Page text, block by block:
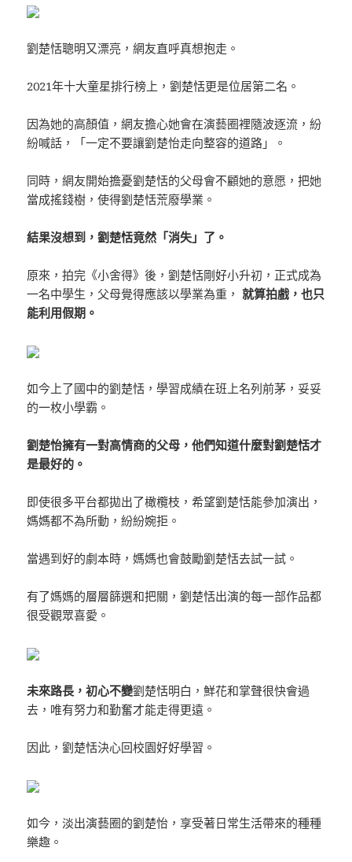
劉楚恬聰明又漂亮，網友直呼真想抱走。
2021年十大童星排行榜上，劉楚恬更是位居第二名。
因為她的高顏值，網友擔心她會在演藝圈裡隨波逐流，紛
紛喊話，「一定不要讓劉楚怡走向整容的道路」。
同時，網友開始擔憂劉楚恬的父母會不顧她的意愿，把她
當成搖錢樹，使得劉楚恬荒廢學業。
結果沒想到，劉楚恬竟然「消失」了。
原來，拍完《小舍得》後，劉楚恬剛好小升初，正式成為
一名中學生，父母覺得應該以學業為重，就算拍戲，也只
能利用假期。
如今上了國中的劉楚恬，學習成績在班上名列前茅，妥妥
的一枚小學霸。
劉楚怡擁有一對高情商的父母，他們知道什麼對劉楚恬才
是最好的。
即使很多平台都拋出了橄欖枝，希望劉楚恬能參加演出，
媽媽都不為所動，紛紛婉拒。
當遇到好的劇本時，媽媽也會鼓勵劉楚恬去試一試。
有了媽媽的層層篩選和把關，劉楚恬出演的每一部作品都
很受觀眾喜愛。
未來路長，初心不變劉楚恬明白，鮮花和掌聲很快會過
去，唯有努力和勤奮才能走得更遠。
因此，劉楚恬決心回校園好好學習。
如今，淡出演藝圈的劉楚怡，享受著日常生活帶來的種種
樂趣。